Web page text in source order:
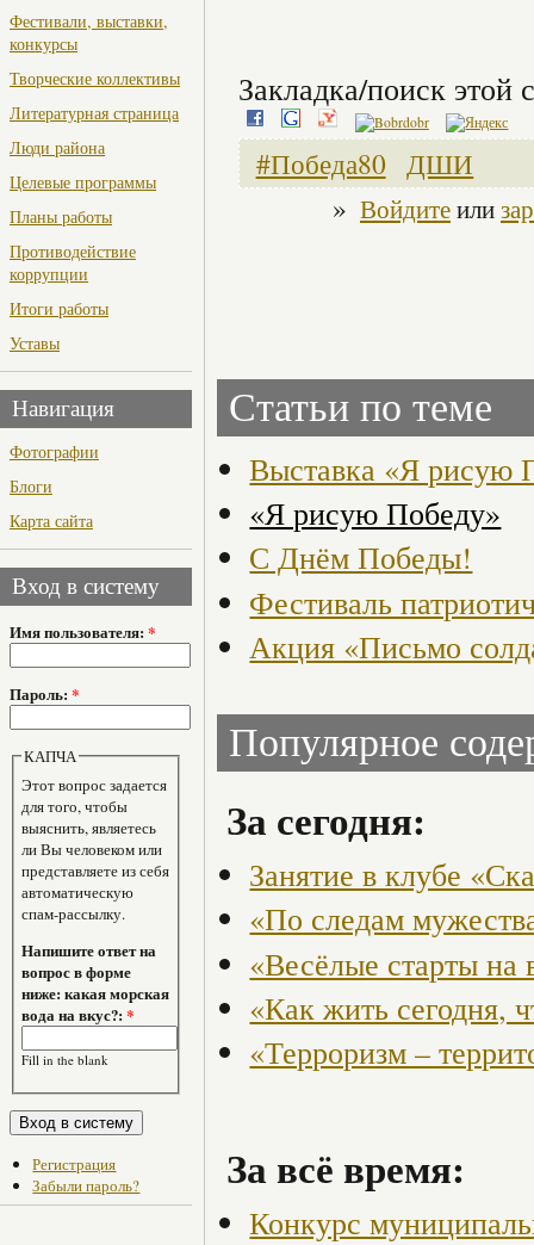
Фестивали, выставки,
конкурсы
Творческие коллективы
Литературная страница
Люди района
Целевые программы
Планы работы
Противодействие
коррупции
Итоги работы
Уставы
Навигация
Фотографии
Блоги
Карта сайта
Вход в систему
Имя пользователя: *
Пароль: *
КАПЧА
Этот вопрос задается
для того, чтобы
выяснить, являетесь
ли Вы человеком или
представляете из себя
автоматическую
спам-рассылку.
Напишите ответ на
вопрос в форме
ниже: какая морская
вода на вкус?:*
Fill in the blank
Регистрация
Забыли пароль?
Закладка/поиск этой
#Победа80 ДШИ
» Войдитеили
Статьи по теме
Выставка «Я рисую
«Я рисую Победу»
С Днём Победы!
Фестиваль
Акция «Письмо
Популярное
За сегодня:
Занятие в клубе
«По следам
«Весёлые старты на
«Как жить сегодня,
«Терроризм –
За всё время:
Конкурс